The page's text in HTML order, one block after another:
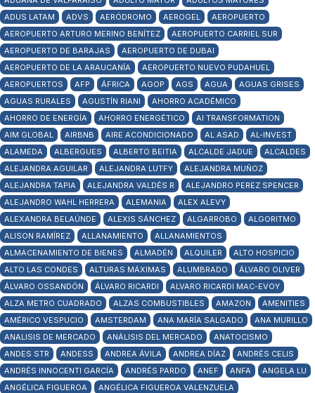
ADUS LATAM
ADVS AERÓDROMO AEROGEL
AEROPUERTO
AEROPUERTO ARTURO MERINO BENÍTEZ
AEROPUERTO CARRIEL SUR
AEROPUERTO DE BARAJAS
AEROPUERTO DE DUBAI
AEROPUERTO DE LA ARAUCANÍA
AEROPUERTO NUEVO PUDAHUEL
AEROPUERTOS
AFP ÁFRICA AGOP AGS AGUA
AGUAS GRISES
AGUAS RURALES
AGUSTÍN RIANI
AHORRO ACADÉMICO
AHORRO DE ENERGÍA
AHORRO ENERGÉTICO
AI TRANSFORMATION
AIM GLOBAL
AIRBNB AIRE ACONDICIONADO AL ASAD
AL-INVEST
ALAMEDA
ALBERGUES ALBERTO BEITIA ALCALDE JADUE
ALCALDES
ALEJANDRA AGUILAR
ALEJANDRA LUTFY
ALEJANDRA MUÑOZ
ALEJANDRA TAPIA
ALEJANDRA VALDÉS R
ALEJANDRO PEREZ SPENCER
ALEJANDRO WAHL HERRERA
ALEMANIA
ALEX ALEVY
ALEXANDRA BELAÚNDE
ALEXIS SÁNCHEZ ALGARROBO
ALGORITMO
ALISON RAMÍREZ
ALLANAMIENTO
ALLANAMIENTOS
ALMACENAMIENTO DE BIENES
ALMADÉN ALQUILER
ALTO HOSPICIO
ALTO LAS CONDES
ALTURAS MÁXIMAS ALUMBRADO
ÁLVARO OLIVER
ÁLVARO OSSANDÓN
ÁLVARO RICARDI
ALVARO RICARDI MAC-EVOY
ALZA METRO CUADRADO
ALZAS COMBUSTIBLES AMAZON
AMENITIES
AMÉRICO VESPUCIO
AMSTERDAM ANA MARÍA SALGADO
ANA MURILLO
ANALISIS DE MERCADO
ANÁLISIS DEL MERCADO
ANATOCISMO
ANDES STR
ANDESS ANDREA ÁVILA ANDREA DÍAZ
ANDRÉS CELIS
ANDRÉS INNOCENTI GARCÍA
ANDRÉS PARDO ANEF ANFA
ANGELA LU
ANGÉLICA FIGUEROA
ANGÉLICA FIGUEROA VALENZUELA